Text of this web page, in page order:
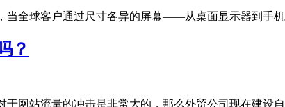
当全球客户通过尺寸各异的屏幕——从桌面显示器到手
？
网站流量的冲击是非常大的，那么外贸公司现在建设